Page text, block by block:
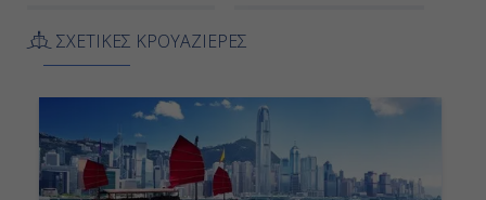
Κρουαζιερα Πουκετ
Κρουαζιερες Σιχανουκβιλ
Κρουαζιερες Diamond Princess
Κρουαζιερα Μαλαισια
Κρουαζιερα Λανγκαουι
Κρουαζιερες
Κρουαζιερες Λανγκαουι
ΣΧΕΤΙΚΕΣ ΚΡΟΥΑΖΙΕΡΕΣ